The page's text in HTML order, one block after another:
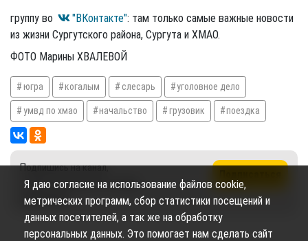
группу во
"ВКонтакте": там только самые важные новости
из жизни Сургутского района, Сургута и ХМАО.
ФОТО Марины ХВАЛЕВОЙ
югра когалым слесарь уголовное дело
умвд по хмао начальство грузовик поездка
Подпишись на канал,
чтобы не пропустить новые
публикации
Я даю согласие на использование файлов cookie,
метрических программ, сбор статистики посещений и
данных посетителей, а так же на обработку
персональных данных. Это помогает нам сделать сайт